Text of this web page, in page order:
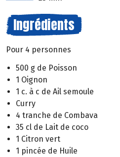
Ingrédients
Pour 4 personnes
500 g de Poisson
1 Oignon
1 c. à c de Ail semoule
Curry
4 tranche de Combava
35 cl de Lait de coco
1 Citron vert
1 pincée de Huile